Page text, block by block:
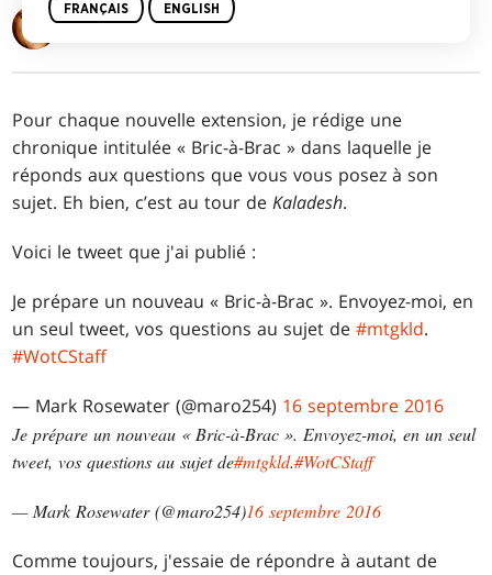
Mark Rosewater
Pour chaque nouvelle extension, je rédige une
chronique intitulée « Bric-à-Brac » dans laquelle je
réponds aux questions que vous vous posez à son
sujet. Eh bien, c’est au tour deKaladesh.
Voici le tweet que j'ai publié :
Je prépare un nouveau « Bric-à-Brac ». Envoyez-moi, en
un seul tweet, vos questions au sujet de#mtgkld.
#WotCStaff
— Mark Rosewater (@maro254) 16 septembre 2016
Je prépare un nouveau « Bric-à-Brac ». Envoyez-moi, en un seul
tweet, vos questions au sujet de#mtgkld.#WotCStaff
— Mark Rosewater (@maro254)16 septembre 2016
Comme toujours, j'essaie de répondre à autant de
FRANÇAIS ENGLISH